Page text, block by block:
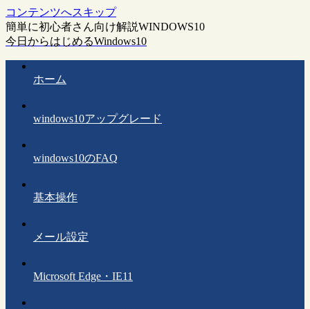
コンテンツへスキップ
簡単に初心者さん向け解説WINDOWS10
今日からはじめるWindows10
ホーム
windows10アップグレード
windows10のFAQ
基本操作
メール設定
Microsoft Edge・IE11